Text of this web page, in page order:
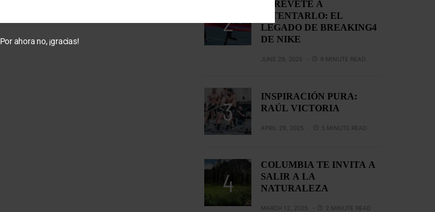
ATRÉVETE A
INTENTARLO: EL
LEGADO DE BREAKING4
DE NIKE
JUNE 29, 2025 9 MINUTE READ
INSPIRACIÓN PURA:
RAÚL VICTORIA
APRIL 29, 2025 5 MINUTE READ
COLUMBIA TE INVITA A
SALIR A LA
NATURALEZA
MARCH 12, 2025 2 MINUTE READ
Por ahora no, ¡gracias!